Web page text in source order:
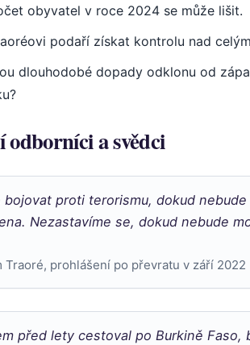
obyvatel v roce 2024 se může lišit.
podaří získat kontrolu nad
dlouhodobé dopady odklonu od
a svědci
bojovat proti terorismu, dokud
Nezastavíme se, dokud nebude
prohlášení po převratu v září 2022
před lety cestoval po Burkině Faso,